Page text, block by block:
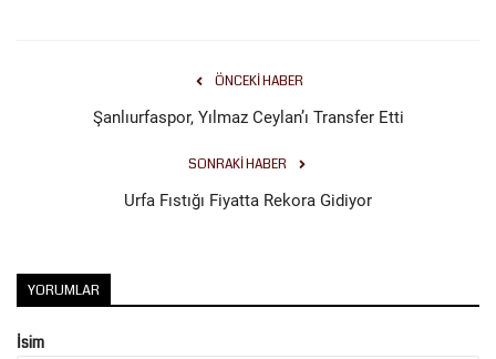
ÖNCEKI HABER
Şanlıurfaspor, Yılmaz Ceylan’ı Transfer Etti
SONRAKI HABER
Urfa Fıstığı Fiyatta Rekora Gidiyor
YORUMLAR
İsim